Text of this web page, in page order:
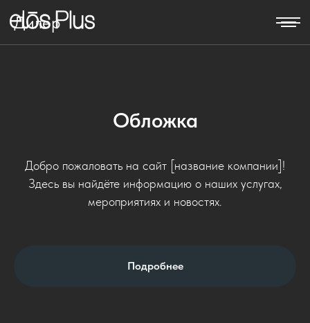
Дилер
Обложка
Добро пожаловать на сайт [название компании]!
Здесь вы найдёте информацию о наших услугах,
мероприятиях и новостях.
Подробнее